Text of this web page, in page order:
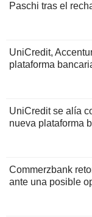
Paschi tras el
UniCredit,
plataforma
UniCredit se alía
nueva plataforma
Commerzbank
ante una posible